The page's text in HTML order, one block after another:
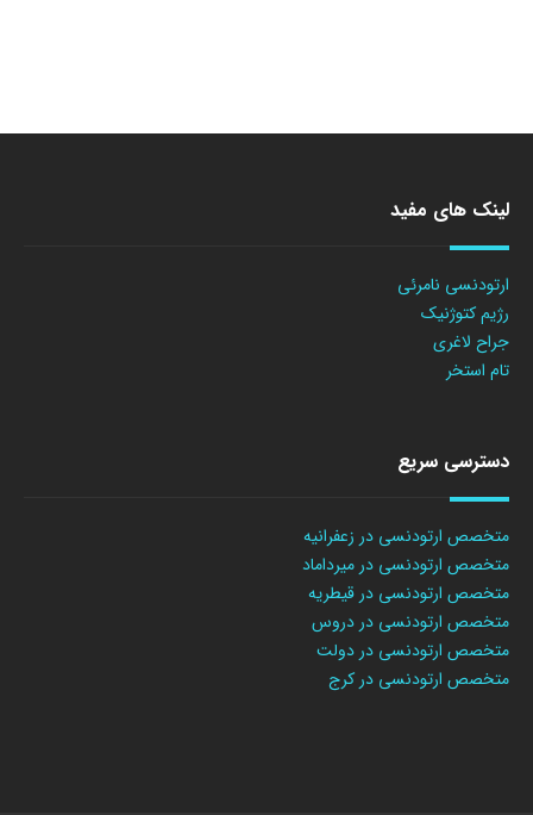
لینک های مفید
ارتودنسی نامرئی
رژیم کتوژنیک
جراح لاغری
تام استخر
دسترسی سریع
متخصص ارتودنسی در زعفرانیه
متخصص ارتودنسی در میرداماد
متخصص ارتودنسی در قیطریه
متخصص ارتودنسی در دروس
متخصص ارتودنسی در دولت
متخصص ارتودنسی در کرج